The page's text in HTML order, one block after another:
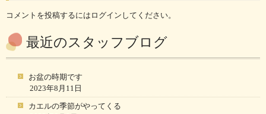
コメントを投稿するには ログイン してください。
最近のスタッフブログ
お盆の時期です
2023年8月11日
カエルの季節がやってくる